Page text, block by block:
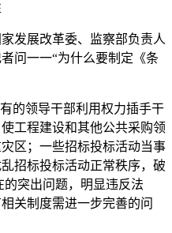
发展改革委、监察部负责人
问一一“为什么要制定《条
的领导干部利用权力插手干
工程建设和其他公共采购领
区；一些招标投标活动当事
招标投标活动正常秩序，破
突出问题，明显违反法
关制度需进一步完善的问